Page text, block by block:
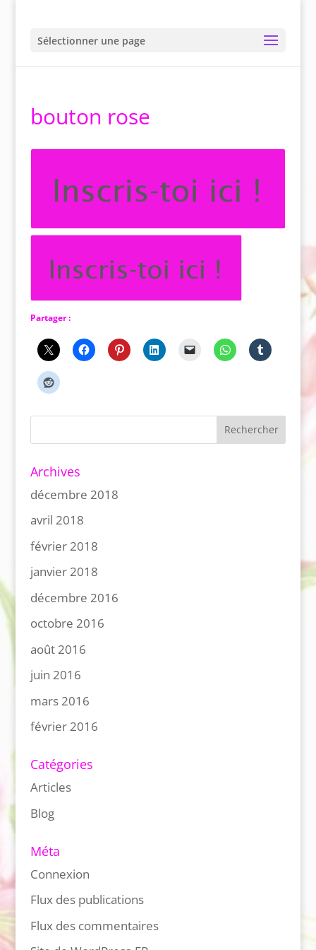
Sélectionner une page
bouton rose
Partager :
Archives
décembre 2018
avril 2018
février 2018
janvier 2018
décembre 2016
octobre 2016
août 2016
juin 2016
mars 2016
février 2016
Catégories
Articles
Blog
Méta
Connexion
Flux des publications
Flux des commentaires